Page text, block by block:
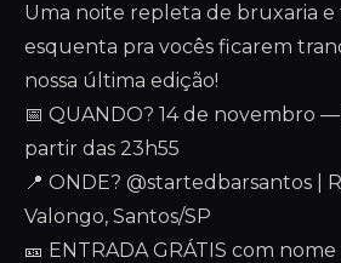
Uma noite repleta de bruxaria e
esquenta pra vocês ficarem
nossa última edição!
📅 QUANDO? 14 de novembro
partir das 23h55
📍 ONDE? @startedbarsantos |
Valongo, Santos/SP
🎫 ENTRADA GRÁTIS com nome